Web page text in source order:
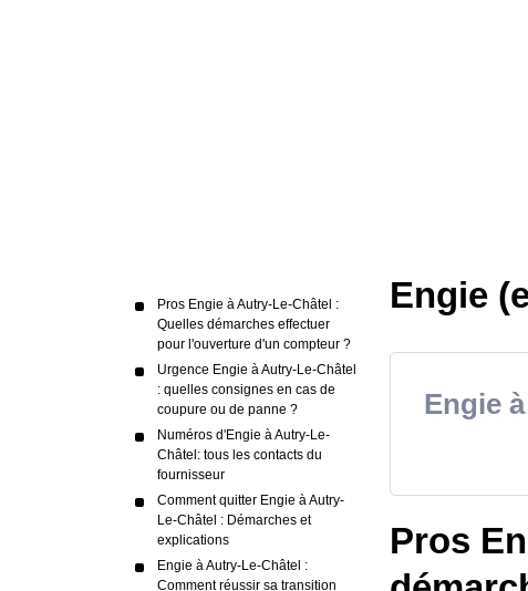
Pros Engie à Autry-Le-Châtel :
Quelles démarches effectuer
pour l'ouverture d'un compteur ?
Urgence Engie à Autry-Le-Châtel
: quelles consignes en cas de
coupure ou de panne ?
Numéros d'Engie à Autry-Le-
Châtel: tous les contacts du
fournisseur
Comment quitter Engie à Autry-
Le-Châtel : Démarches et
explications
Engie à Autry-Le-Châtel :
Comment réussir sa transition
Engie
Engie
Pros